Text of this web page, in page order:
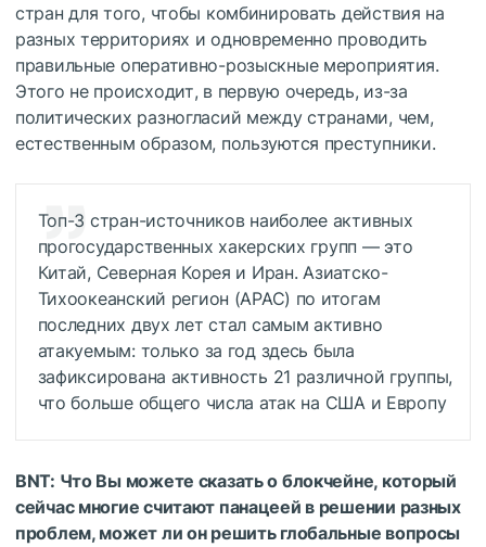
стран для того, чтобы комбинировать действия на
разных территориях и одновременно проводить
правильные оперативно-розыскные мероприятия.
Этого не происходит, в первую очередь, из-за
политических разногласий между странами, чем,
естественным образом, пользуются преступники.
Топ-3 стран-источников наиболее активных
прогосударственных хакерских групп — это
Китай, Северная Корея и Иран. Азиатско-
Тихоокеанский регион (APAC) по итогам
последних двух лет стал самым активно
атакуемым: только за год здесь была
зафиксирована активность 21 различной группы,
что больше общего числа атак на США и Европу
BNT: Что Вы можете сказать о блокчейне, который
сейчас многие считают панацеей в решении разных
проблем, может ли он решить глобальные вопросы